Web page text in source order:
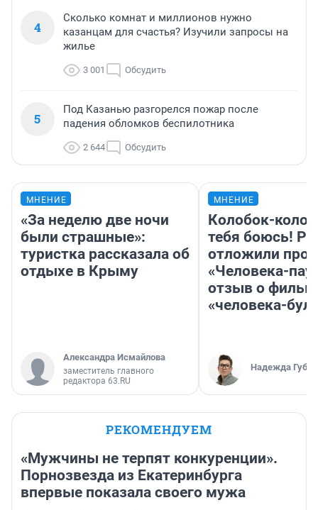
4
Сколько комнат и миллионов нужно
казанцам для счастья? Изучили запросы на
жилье
3 001 Обсудить
5
Под Казанью разгорелся пожар после
падения обломков беспилотника
2 644 Обсудить
МНЕНИЕ
«За неделю две ночи
были страшные»:
туристка рассказала об
отдыхе в Крыму
Александра Исмайлова
заместитель главного
редактора 63.RU
МНЕНИЕ
Колобок-
тебя боюсь!
отложили
«Человека-
отзыв о
«человека-
Надежда
РЕКОМЕНДУЕМ
«Мужчины не терпят конкуренции».
Порнозвезда из Екатеринбурга
впервые показала своего мужа